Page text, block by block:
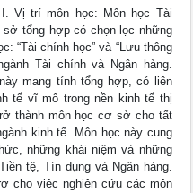
Vị trí môn học: Môn học Tài
tổng hợp có chọn lọc những
“Tài chính học” và “Lưu thông
Tài chính và Ngân hàng.
mang tính tổng hợp, có liên
tế vĩ mô trong nền kinh tế thị
thành môn học cơ sở cho tất
kinh tế. Môn học này cung
những khái niệm và những
tệ, Tín dụng và Ngân hàng.
cho việc nghiên cứu các môn